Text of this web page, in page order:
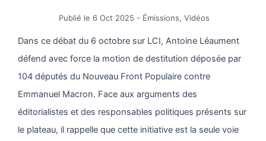
Publié le 6 Oct 2025 - Émissions, Vidéos
Dans ce débat du 6 octobre sur LCI, Antoine Léaument
défend avec force la motion de destitution déposée par
104 députés du Nouveau Front Populaire contre
Emmanuel Macron. Face aux arguments des
éditorialistes et des responsables politiques présents sur
le plateau, il rappelle que cette initiative est la seule voie